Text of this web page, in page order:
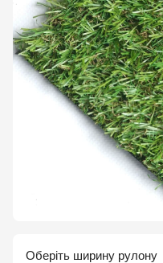
Оберіть ширину рулону